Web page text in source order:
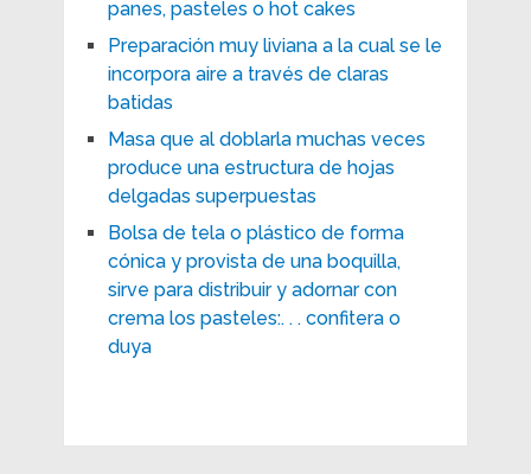
panes, pasteles o hot cakes
Preparación muy liviana a la cual se le
incorpora aire a través de claras
batidas
Masa que al doblarla muchas veces
produce una estructura de hojas
delgadas superpuestas
Bolsa de tela o plástico de forma
cónica y provista de una boquilla,
sirve para distribuir y adornar con
crema los pasteles:. . . confitera o
duya